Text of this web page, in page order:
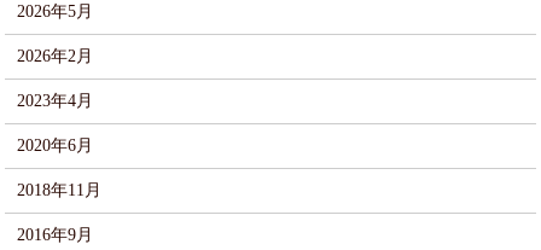
2026年5月
2026年2月
2023年4月
2020年6月
2018年11月
2016年9月